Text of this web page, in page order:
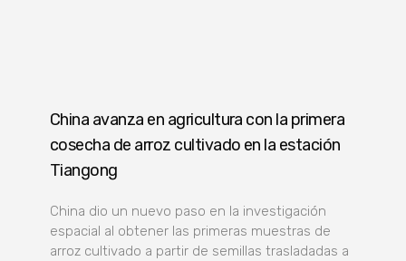
China avanza en agricultura con la primera
cosecha de arroz cultivado en la estación
Tiangong
China dio un nuevo paso en la investigación
espacial al obtener las primeras muestras de
arroz cultivado a partir de semillas trasladadas a